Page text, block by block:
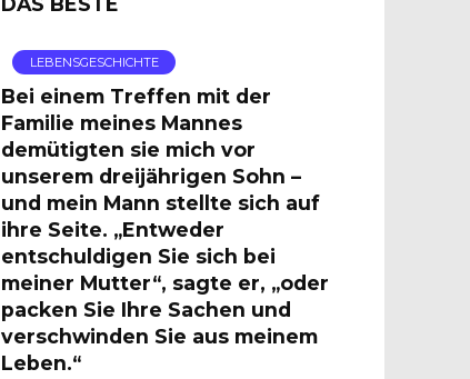
LEBENSGESCHICHTE
Bei einem Treffen mit der
Familie meines Mannes
demütigten sie mich vor
unserem dreijährigen Sohn –
und mein Mann stellte sich auf
ihre Seite. „Entweder
entschuldigen Sie sich bei
meiner Mutter“, sagte er, „oder
packen Sie Ihre Sachen und
verschwinden Sie aus meinem
Leben.“